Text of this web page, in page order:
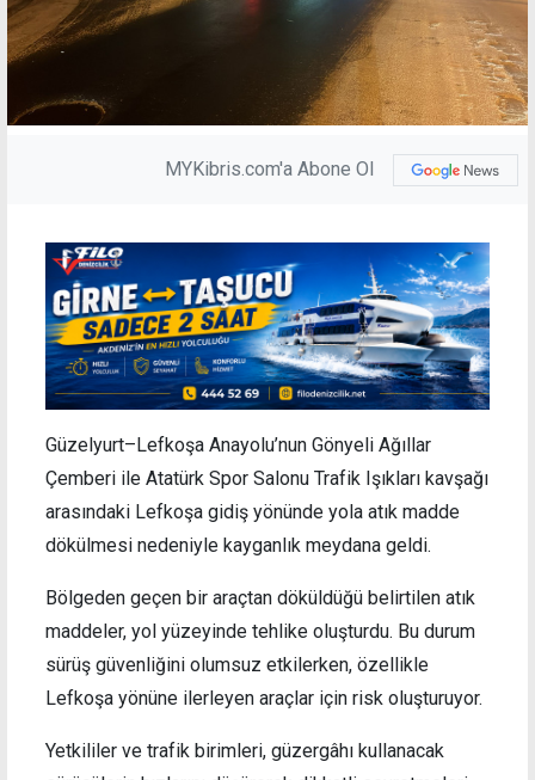
MYKibris.com'a Abone Ol
Güzelyurt–Lefkoşa Anayolu’nun Gönyeli Ağıllar
Çemberi ile Atatürk Spor Salonu Trafik Işıkları kavşağı
arasındaki Lefkoşa gidiş yönünde yola atık madde
dökülmesi nedeniyle kayganlık meydana geldi.
Bölgeden geçen bir araçtan döküldüğü belirtilen atık
maddeler, yol yüzeyinde tehlike oluşturdu. Bu durum
sürüş güvenliğini olumsuz etkilerken, özellikle
Lefkoşa yönüne ilerleyen araçlar için risk oluşturuyor.
Yetkililer ve trafik birimleri, güzergâhı kullanacak